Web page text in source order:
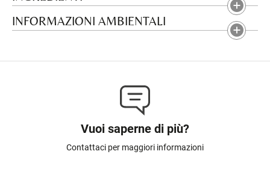
INFORMAZIONI AMBIENTALI
Vuoi saperne di più?
Contattaci per maggiori informazioni